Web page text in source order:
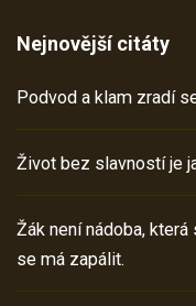
Nejnovější citáty
Podvod a klam zradí
Život bez slavností je
Žák není nádoba,
se má zapálit.